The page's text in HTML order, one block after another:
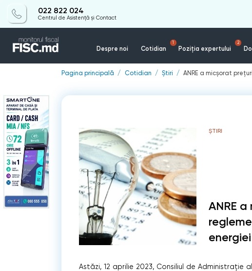
022 822 024
Centrul de Asistență și Contact
Despre noi Cotidian
1
Poziția expertului
2
Pagina principală Cotidian Știri ANRE a micșorat
ȘTIRI
ANRE
Astăzi, 12 aprilie 2023, Consiliul de Administrație